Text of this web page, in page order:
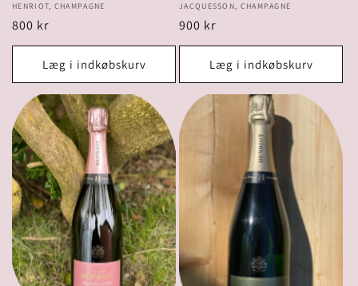
Forhandler:
HENRIOT, CHAMPAGNE
Normalpris
800 kr
Læg i indkøbskurv
Forhandler:
JACQUESSON, CHAMPAGNE
Normalpris
900 kr
Læg i indkøbskurv